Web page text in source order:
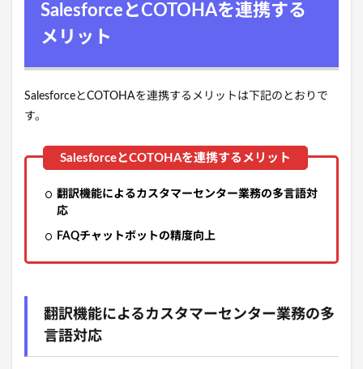
SalesforceとCOTOHAを連携する
メリット
SalesforceとCOTOHAを連携するメリットは下記のとおりで
す。
翻訳機能によるカスタマーセンター業務の多言語対
応
FAQチャットボットの精度向上
翻訳機能によるカスタマーセンター業務の多
言語対応